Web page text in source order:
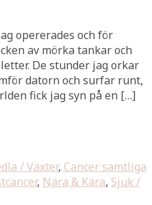
opererades och för
av mörka tankar och
De stunder jag orkar
datorn och surfar runt,
fick jag syn på en […]
/ Växter, Cancer samtliga
, Nära & Kära, Sjuk /